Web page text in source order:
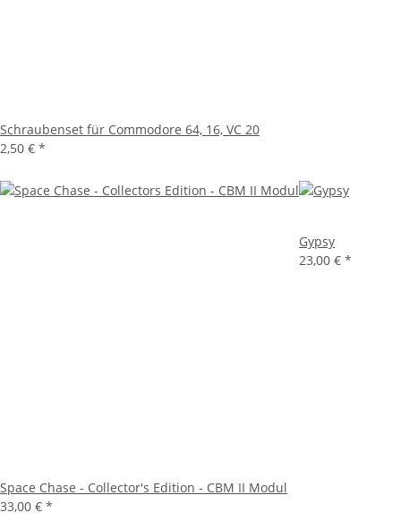
Schraubenset für Commodore 64, 16, VC 20
2,50 € *
Space Chase - Collector's Edition - CBM II Modul
33,00 € *
Gypsy
23,00 € *